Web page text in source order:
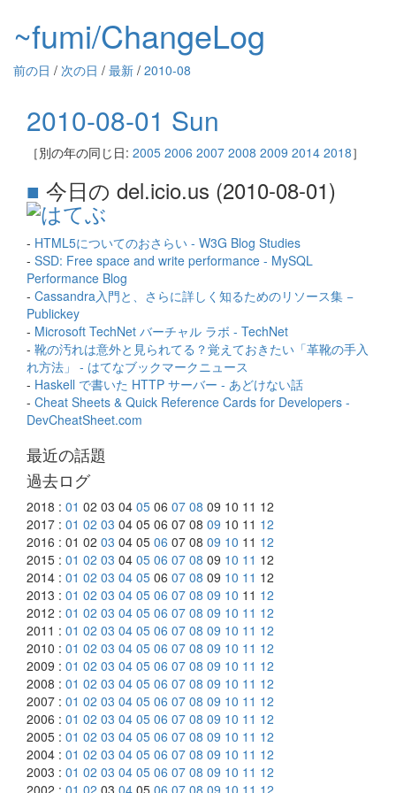
~fumi/ChangeLog
前の日 / 次の日 / 最新 / 2010-08
2010-08-01 Sun
［別の年の同じ日: 2005 2006 2007 2008 2009 2014 2018］
■ 今日の del.icio.us (2010-08-01)
- HTML5についてのおさらい - W3G Blog Studies
- SSD: Free space and write performance - MySQL
Performance Blog
- Cassandra入門と、さらに詳しく知るためのリソース集 −
Publickey
- Microsoft TechNet バーチャル ラボ - TechNet
- 靴の汚れは意外と見られてる？覚えておきたい「革靴の手入
れ方法」 - はてなブックマークニュース
- Haskell で書いた HTTP サーバー - あどけない話
- Cheat Sheets & Quick Reference Cards for Developers -
DevCheatSheet.com
最近の話題
過去ログ
2018 : 01 02 03 04 05 06 07 08 09 10 11 12
2017 : 01 02 03 04 05 06 07 08 09 10 11 12
2016 : 01 02 03 04 05 06 07 08 09 10 11 12
2015 : 01 02 03 04 05 06 07 08 09 10 11 12
2014 : 01 02 03 04 05 06 07 08 09 10 11 12
2013 : 01 02 03 04 05 06 07 08 09 10 11 12
2012 : 01 02 03 04 05 06 07 08 09 10 11 12
2011 : 01 02 03 04 05 06 07 08 09 10 11 12
2010 : 01 02 03 04 05 06 07 08 09 10 11 12
2009 : 01 02 03 04 05 06 07 08 09 10 11 12
2008 : 01 02 03 04 05 06 07 08 09 10 11 12
2007 : 01 02 03 04 05 06 07 08 09 10 11 12
2006 : 01 02 03 04 05 06 07 08 09 10 11 12
2005 : 01 02 03 04 05 06 07 08 09 10 11 12
2004 : 01 02 03 04 05 06 07 08 09 10 11 12
2003 : 01 02 03 04 05 06 07 08 09 10 11 12
2002 : 01 02 03 04 05 06 07 08 09 10 11 12